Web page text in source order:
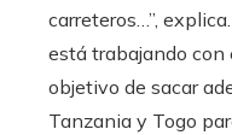
carreteros…”,
está trabajando con
objetivo de sacar
Tanzania y Togo